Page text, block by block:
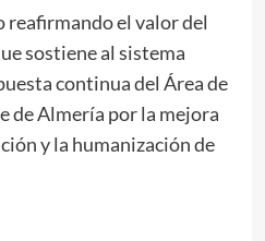
reafirmando el valor del
sostiene al sistema
continua del Área de
de Almería por la mejora
y la humanización de